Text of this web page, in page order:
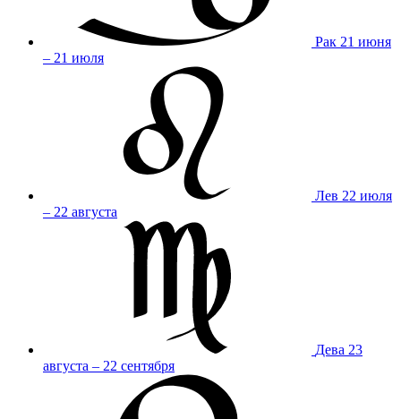
Рак 21 июня
– 21 июля
Лев 22 июля
– 22 августа
Дева 23
августа – 22 сентября